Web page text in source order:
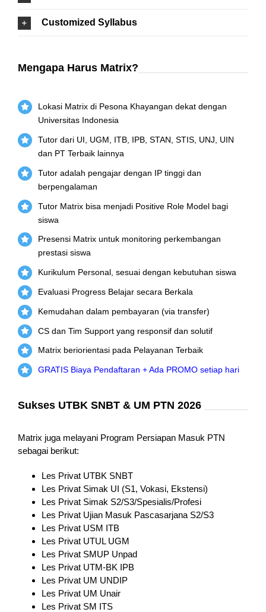
Customized Syllabus
Mengapa Harus Matrix?
Lokasi Matrix di Pesona Khayangan dekat dengan
Universitas Indonesia
Tutor dari UI, UGM, ITB, IPB, STAN, STIS, UNJ, UIN
dan PT Terbaik lainnya
Tutor adalah pengajar dengan IP tinggi dan
berpengalaman
Tutor Matrix bisa menjadi Positive Role Model bagi
siswa
Presensi Matrix untuk monitoring perkembangan
prestasi siswa
Kurikulum Personal, sesuai dengan kebutuhan siswa
Evaluasi Progress Belajar secara Berkala
Kemudahan dalam pembayaran (via transfer)
CS dan Tim Support yang responsif dan solutif
Matrix beriorientasi pada Pelayanan Terbaik
GRATIS Biaya Pendaftaran + Ada PROMO setiap hari
Sukses UTBK SNBT & UM PTN 2026
Matrix juga melayani Program Persiapan Masuk PTN
sebagai berikut:
Les Privat UTBK SNBT
Les Privat Simak UI (S1, Vokasi, Ekstensi)
Les Privat Simak S2/S3/Spesialis/Profesi
Les Privat Ujian Masuk Pascasarjana S2/S3
Les Privat USM ITB
Les Privat UTUL UGM
Les Privat SMUP Unpad
Les Privat UTM-BK IPB
Les Privat UM UNDIP
Les Privat UM Unair
Les Privat SM ITS